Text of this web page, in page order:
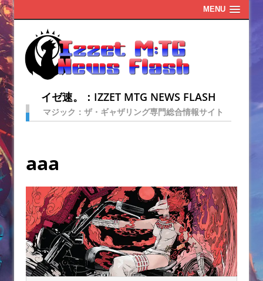
MENU
イゼ速。：IZZET MTG NEWS FLASH
マジック：ザ・ギャザリング専門総合情報サイト
aaa